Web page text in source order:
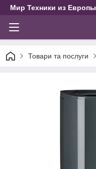
Мир Техники из Европы
Товари та послуги